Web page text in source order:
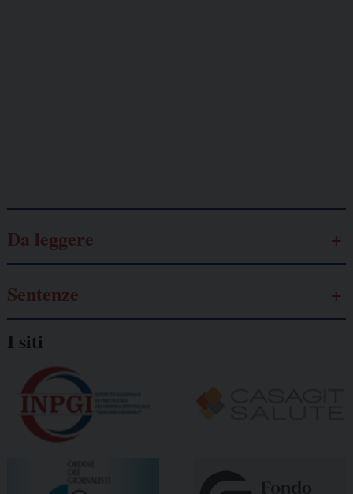
Da leggere
Sentenze
I siti